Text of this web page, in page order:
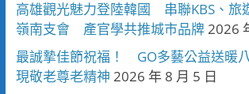
高雄觀光魅力登陸韓國 串聯KBS、旅
嶺南支會 產官學共推城市品牌2026
最誠摯佳節祝福！ GO多藝公益送暖
現敬老尊老精神 2026 年 8 月 5 日